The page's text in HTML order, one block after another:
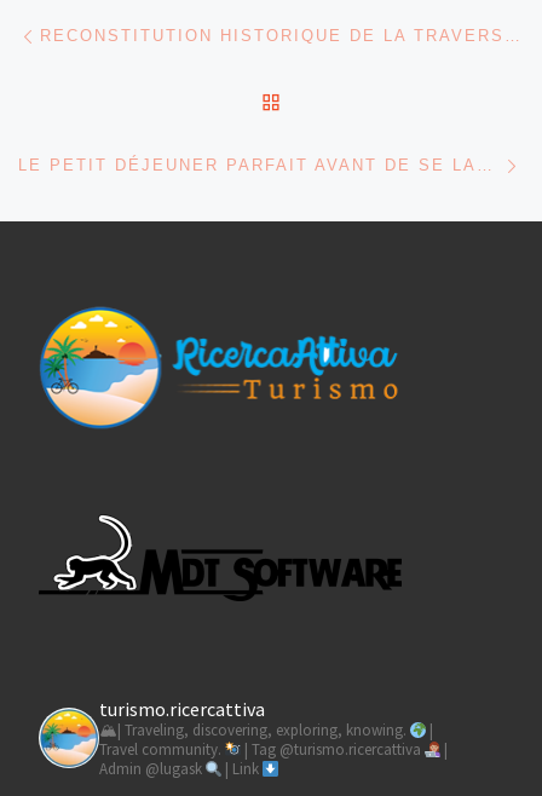
Parcourir les articles RECONSTITUTION HISTORIQUE DE LA TRAVERSÉE DES MONTS LATTARI PAR GIUSTINO FORTUNATO
LE PETIT DÉJEUNER PARFAIT AVANT DE SE LANCER DANS UNE RANDONNÉE DIFFICILE
turismo.ricercattiva
🏔| Traveling, discovering, exploring, knowing.
|
Travel community.
| Tag @turismo.ricercattiva
|
Admin @lugask
| Link